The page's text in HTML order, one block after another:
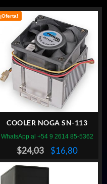
¡Oferta!
COOLER NOGA SN-113
$24,03
El
precio
$16,80El
precio
WhatsApp al +54 9 2614 85-5362